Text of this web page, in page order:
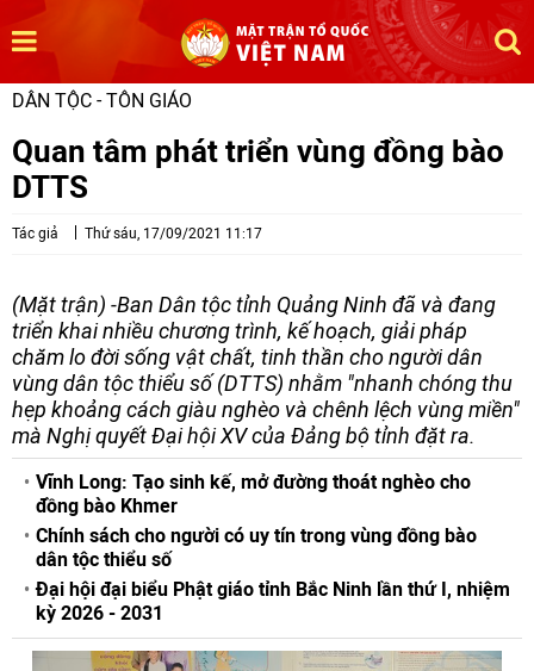
DÂN TỘC - TÔN GIÁO
Quan tâm phát triển vùng đồng bào
DTTS
Tác giả Thứ sáu, 17/09/2021 11:17
(Mặt trận) -Ban Dân tộc tỉnh Quảng Ninh đã và đang
triển khai nhiều chương trình, kế hoạch, giải pháp
chăm lo đời sống vật chất, tinh thần cho người dân
vùng dân tộc thiểu số (DTTS) nhằm "nhanh chóng thu
hẹp khoảng cách giàu nghèo và chênh lệch vùng miền"
mà Nghị quyết Đại hội XV của Đảng bộ tỉnh đặt ra.
Vĩnh Long: Tạo sinh kế, mở đường thoát nghèo cho
đồng bào Khmer
Chính sách cho người có uy tín trong vùng đồng bào
dân tộc thiểu số
Đại hội đại biểu Phật giáo tỉnh Bắc Ninh lần thứ I, nhiệm
kỳ 2026 - 2031